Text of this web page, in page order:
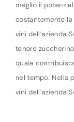
meglio il
costantemente
vini dell’azienda
tenore
quale
nel tempo. Nella
vini dell’azienda